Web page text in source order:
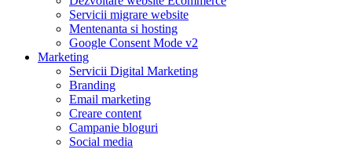
Servicii migrare website
Mentenanta si hosting
Google Consent Mode v2
Marketing
Servicii Digital Marketing
Branding
Email marketing
Creare content
Campanie bloguri
Social media